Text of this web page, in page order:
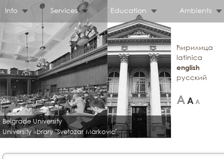
Info Services Education Ambients
Belgrade University
University library "Svetozar Markovic"
ћирилица
latinica
english
русский